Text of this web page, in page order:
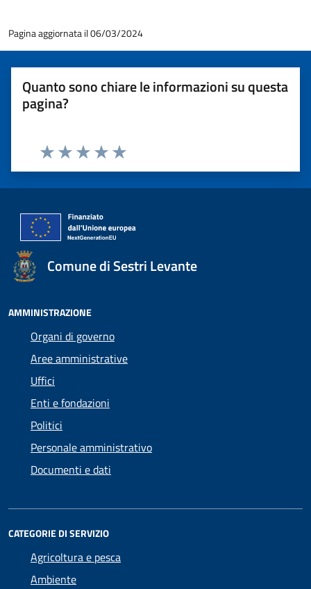
Pagina aggiornata il 06/03/2024
Quanto sono chiare le informazioni su questa
pagina?
Valuta 5 stelle su 5
Valuta 4 stelle su 5
Valuta 3 stelle su 5
Valuta 2 stelle su 5
Valuta 1 stelle su 5
Comune di Sestri Levante
AMMINISTRAZIONE
Organi di governo
Aree amministrative
Uffici
Enti e fondazioni
Politici
Personale amministrativo
Documenti e dati
CATEGORIE DI SERVIZIO
Agricoltura e pesca
Ambiente